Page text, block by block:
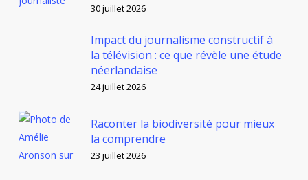
30 juillet 2026
Impact du journalisme constructif à
la télévision : ce que révèle une étude
néerlandaise
24 juillet 2026
Raconter la biodiversité pour mieux
la comprendre
23 juillet 2026